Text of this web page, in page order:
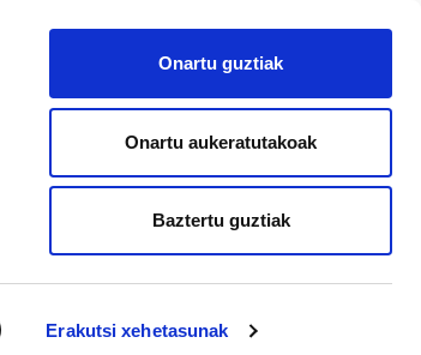
Erakutsi xehetasunak
Onartu guztiak
Onartu aukeratutakoak
Baztertu guztiak
AFILIATU